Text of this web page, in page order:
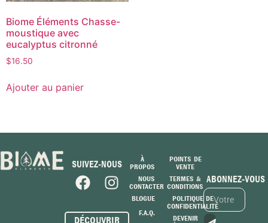
Biome Éléments Chasse-
moustique avec
eucalyptus citronné
$16.50
Ajouter au panier
SUIVEZ-NOUS À
PROPOS
NOUS
CONTACTER
BLOGUE
F.A.Q.
POINTS DE
VENTE
TERMES &
CONDITIONS
POLITIQUE DE
CONFIDENTIALITÉ
DEVENIR
ABONNEZ-VOUS